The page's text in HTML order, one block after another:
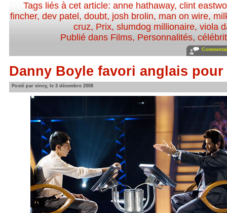
Tags liés à cet article: anne hathaway, clint
fincher,dev patel ,doubt, josh brolin, man on wire,
cruz, Prix,slumdog millionaire,viola
Publié dans Films, Personnalités,
Danny Boyle favori anglais pour
Posté par vincy, le 3 décembre 2008